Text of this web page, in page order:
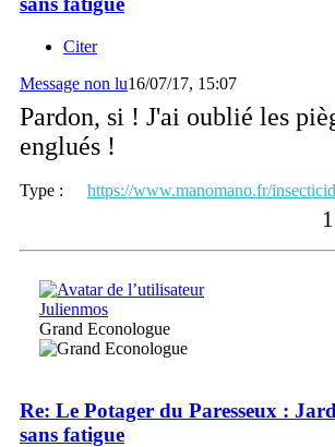
Citer
Message non lu16/07/17, 15:07
Pardon, si ! J'ai oublié les
englués !
Type : https://www.manomano.fr/
1
Julienmos
Grand Econologue
Re: Le Potager du Paresseux :
sans fatigue